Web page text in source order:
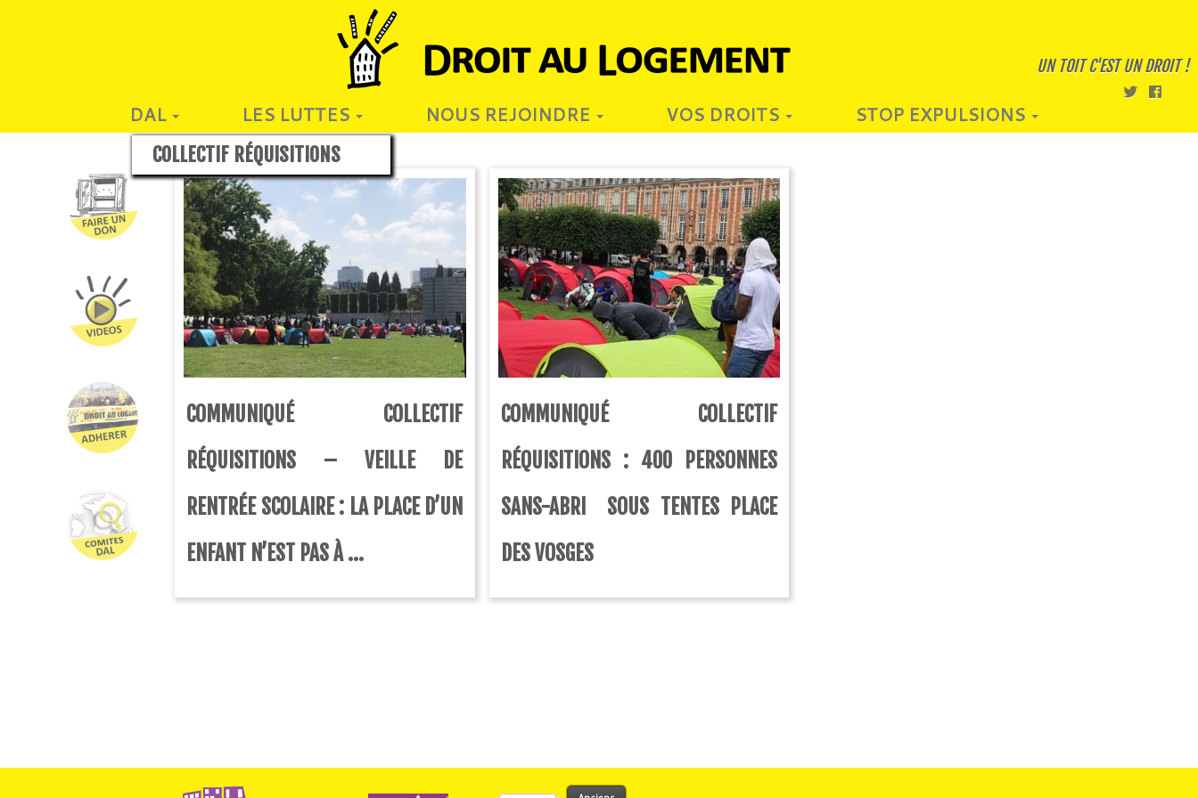
UN TOIT C'EST UN DROIT !
DAL LES LUTTES NOUS REJOINDRE VOS DROITS STOP EXPULSIONS
COLLECTIF RÉQUISITIONS
COMMUNIQUÉ COLLECTIF
RÉQUISITIONS – VEILLE DE
RENTRÉE SCOLAIRE : LA PLACE D’UN
ENFANT N’EST PAS À ...
COMMUNIQUÉ COLLECTIF
RÉQUISITIONS : 400 PERSONNES
SANS-ABRI SOUS TENTES PLACE
DES VOSGES